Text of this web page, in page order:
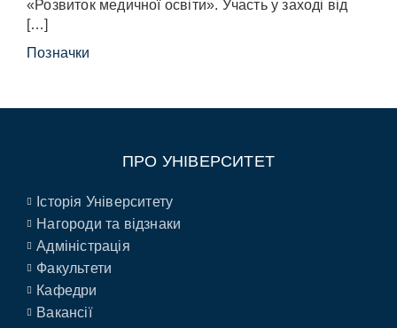
«Розвиток медичної освіти». Участь у заході від
[…]
Позначки
ПРО УНІВЕРСИТЕТ
Історія Університету
Нагороди та відзнаки
Адміністрація
Факультети
Кафедри
Вакансії